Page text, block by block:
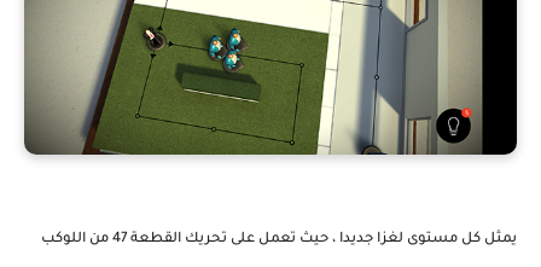
يمثل كل مستوى لغزا جديدا ، حيث تعمل على تحريك القطعة 47 من اللوكب